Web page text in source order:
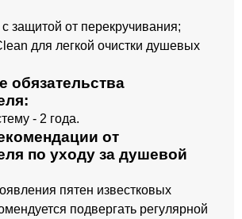
защитой от перекручивания;
для легкой очистки душевых
обязательства
- 2 года.
от
по уходу за душевой
пятен известковых
подвергать регулярной